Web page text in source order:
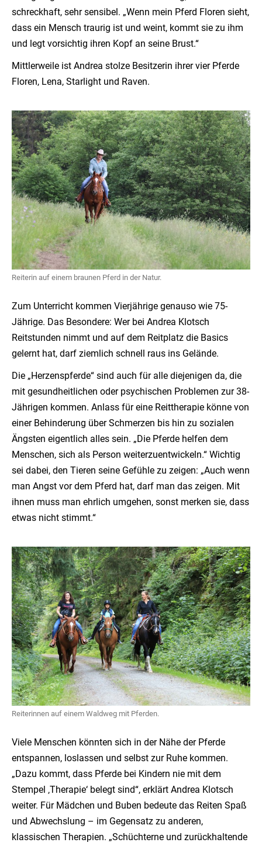
schreckhaft, sehr sensibel. „Wenn mein Pferd Floren sieht,
dass ein Mensch traurig ist und weint, kommt sie zu ihm
und legt vorsichtig ihren Kopf an seine Brust.“
Mittlerweile ist Andrea stolze Besitzerin ihrer vier Pferde
Floren, Lena, Starlight und Raven.
Reiterin auf einem braunen Pferd in der Natur.
Zum Unterricht kommen Vierjährige genauso wie 75-
Jährige. Das Besondere: Wer bei Andrea Klotsch
Reitstunden nimmt und auf dem Reitplatz die Basics
gelernt hat, darf ziemlich schnell raus ins Gelände.
Die „Herzenspferde“ sind auch für alle diejenigen da, die
mit gesundheitlichen oder psychischen Problemen zur 38-
Jährigen kommen. Anlass für eine Reittherapie könne von
einer Behinderung über Schmerzen bis hin zu sozialen
Ängsten eigentlich alles sein. „Die Pferde helfen dem
Menschen, sich als Person weiterzuentwickeln.“ Wichtig
sei dabei, den Tieren seine Gefühle zu zeigen: „Auch wenn
man Angst vor dem Pferd hat, darf man das zeigen. Mit
ihnen muss man ehrlich umgehen, sonst merken sie, dass
etwas nicht stimmt.“
Reiterinnen auf einem Waldweg mit Pferden.
Viele Menschen könnten sich in der Nähe der Pferde
entspannen, loslassen und selbst zur Ruhe kommen.
„Dazu kommt, dass Pferde bei Kindern nie mit dem
Stempel ‚Therapie‘ belegt sind“, erklärt Andrea Klotsch
weiter. Für Mädchen und Buben bedeute das Reiten Spaß
und Abwechslung – im Gegensatz zu anderen,
klassischen Therapien. „Schüchterne und zurückhaltende